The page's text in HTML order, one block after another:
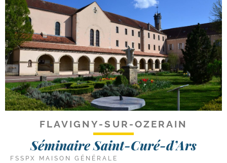
FLAVIGNY-SUR-OZERAIN
Séminaire Saint-Curé-d’Ars
FSSPX MAISON GÉNÉRALE